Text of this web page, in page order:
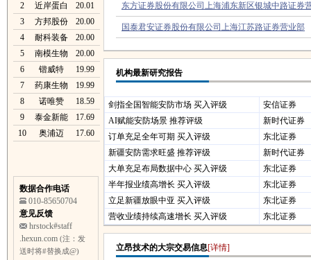
2
近岸蛋白
20.01
3
方邦股份
20.00
4
耐科装备
20.00
5
南模生物
20.00
6
锴威特
19.99
7
药康生物
19.99
8
诺唯赞
18.59
9
泰金新能
17.69
10
奥浦迈 17.60
数据合作电话
010-85650704
意见反馈
hrstock#staff
.hexun.com (注：发
送时将#替换成@)
东方证券股份有限公司上海浦东新区银城中路证券
国泰君安证券股份有限公司上海江苏路证券营业部
机构最新研究报告
剑指全国智能安防市场 买入评级
安信证券
AI赋能安防场景 推荐评级
新时代证券
订单充足全年可期 买入评级
东北证券
新疆安防需求旺盛 推荐评级
新时代证券
大单充足布局数据中心 买入评级
东北证券
半年报业绩高增长 买入评级
东北证券
立足新疆放眼中亚 买入评级
东北证券
营收业绩持续高速增长 买入评级
东北证券
立昂技术的大宗交易信息[详情]